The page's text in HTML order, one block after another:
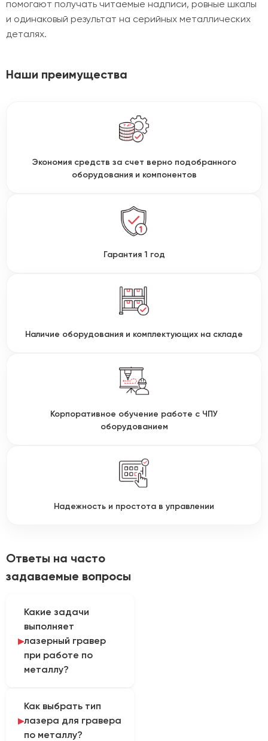
помогают получать читаемые надписи, ровные шкалы
и одинаковый результат на серийных металлических
деталях.
Наши преимущества
Экономия средств за счет верно подобранного
оборудования и компонентов
Гарантия 1 год
Наличие оборудования и комплектующих на складе
Корпоративное обучение работе с ЧПУ
оборудованием
Надежность и простота в управлении
Ответы на часто
задаваемые вопросы
Какие задачи
выполняет
лазерный гравер
при работе по
металлу?
постоянную
маркировку и может
снимать слой металла
Как выбрать тип
лазера для гравера
по металлу?